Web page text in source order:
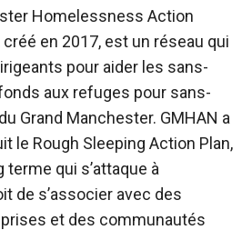
Homelessness Action
en 2017, est un réseau qui
pour aider les sans-
aux refuges pour sans-
Grand Manchester. GMHAN a
le Rough Sleeping Action Plan,
qui s’attaque à
de s’associer avec des
et des communautés